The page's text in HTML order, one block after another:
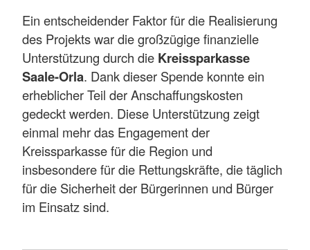
Ein entscheidender Faktor für die Realisierung
des Projekts war die großzügige finanzielle
Unterstützung durch die Kreissparkasse
Saale-Orla. Dank dieser Spende konnte ein
erheblicher Teil der Anschaffungskosten
gedeckt werden. Diese Unterstützung zeigt
einmal mehr das Engagement der
Kreissparkasse für die Region und
insbesondere für die Rettungskräfte, die täglich
für die Sicherheit der Bürgerinnen und Bürger
im Einsatz sind.